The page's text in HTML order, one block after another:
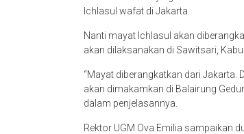
Ichlasul wafat di Jakarta.
Nanti mayat Ichlasul akan
akan dilaksanakan di Sawitsari,
“Mayat diberangkatkan dari Jakarta.
akan dimakamkan di Balairung
dalam penjelasannya.
Rektor UGM Ova Emilia sampaikan